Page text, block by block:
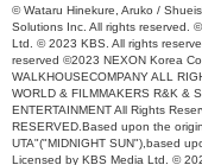
© Wataru Hinekure, Aruko /
Solutions Inc. All rights reserved.
Ltd. © 2023 KBS. All rights
reserved ©2023 NEXON Korea
WALKHOUSECOMPANY ALL
WORLD & FILMMAKERS R&K &
ENTERTAINMENT All Rights
RESERVED.Based upon the
UTA"("MIDNIGHT SUN"),based
Licensed by KBS Media Ltd. ©